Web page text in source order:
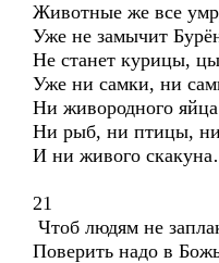
Животные же все
Уже не замычит
Не станет курицы,
Уже ни самки, ни
Ни живородного
Ни рыб, ни птицы,
И ни живого
21
Чтоб людям не
Поверить надо в